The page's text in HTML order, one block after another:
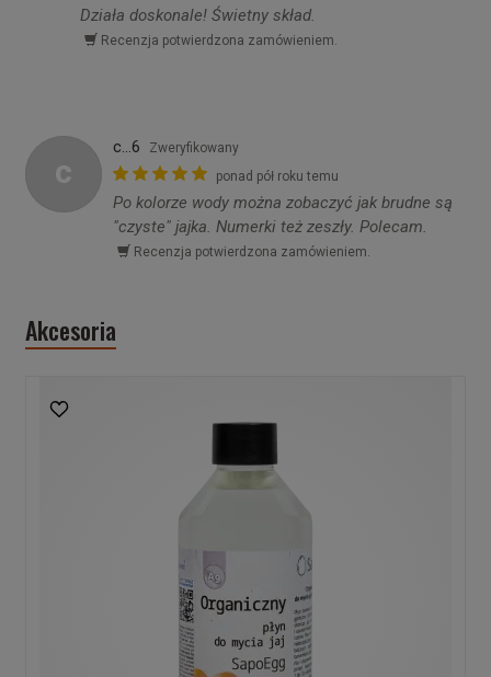
Działa doskonale! Świetny skład.
Recenzja potwierdzona zamówieniem.
c
c...6
Zweryfikowany
ponad pół roku temu
Po kolorze wody można zobaczyć jak brudne są
"czyste" jajka. Numerki też zeszły. Polecam.
Recenzja potwierdzona zamówieniem.
Akcesoria